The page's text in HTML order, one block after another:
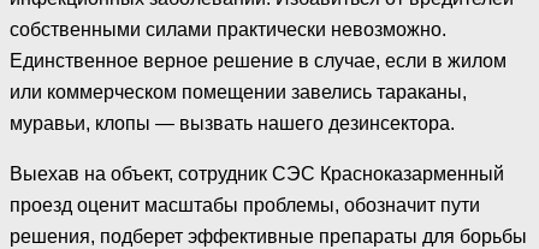
собственными силами практически невозможно.
Единственное верное решение в случае, если в жилом
или коммерческом помещении завелись тараканы,
муравьи, клопы — вызвать нашего дезинсектора.
Выехав на объект, сотрудник СЭС Красноказарменный
проезд оценит масштабы проблемы, обозначит пути
решения, подберет эффективные препараты для борьбы